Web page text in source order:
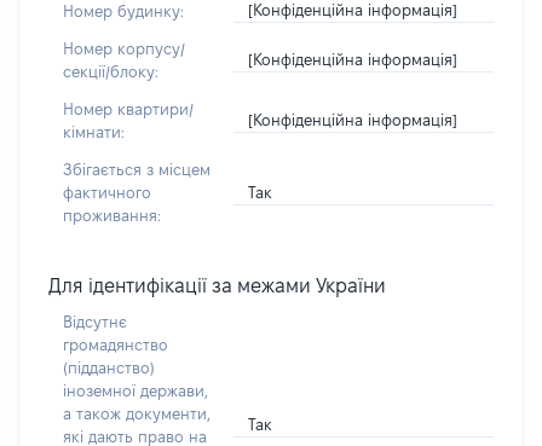
Номер будинку: [Конфіденційна інформація]
Номер корпусу/
секції/блоку:
[Конфіденційна інформація]
Номер квартири/
кімнати:
[Конфіденційна інформація]
Збігається з місцем
фактичного
проживання:
Так
Для ідентифікації за межами України
Відсутнє
громадянство
(підданство)
іноземної держави,
а також документи,
які дають право на
Так